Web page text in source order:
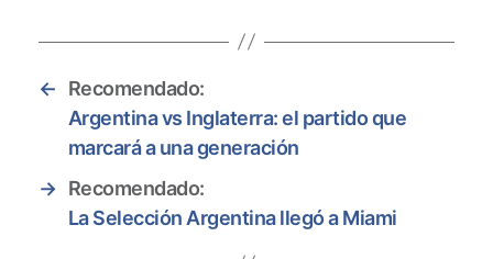
←
Recomendado:
Argentina vs Inglaterra: el partido que
marcará a una generación
→ Recomendado:
La Selección Argentina llegó a Miami